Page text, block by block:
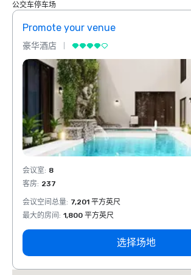
公交车停车场
Promote your venue
豪华酒店
会议室: 8
客房: 237
会议空间总量: 7,201 平方英尺
最大的房间 : 1,800 平方英尺
选择场地